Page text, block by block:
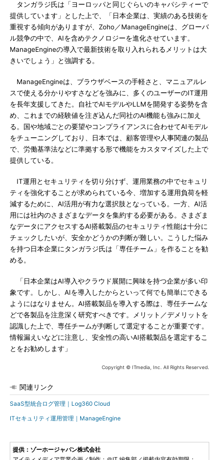
タンガラジ氏は「ヨーロッパと同じぐらいのキャパシティーで
提供しています」とした上で、「日本企業は、実績のある技術を
重視する傾向がありますが、Zoho／ManageEngineは、グローバ
ル競争の中で、AIを含めテクノロジーを進化させています。
ManageEngineの導入で最新技術を取り入れられるメリットは大
きいでしょう」と強調する。
ManageEngineは、ブラウザベースの手軽さと、マニュアルレ
スで使える分かりやすさなどを強みに、多くのユーザーのIT運用
を長年支援してきた。自社でAIモデルやLLMを開発する姿勢を含
め、これまでの経験値を注ぎ込んだ同社のAI機能も強みに加え
る。国や地域ごとの要望やコンプライアンスに合わせてAIモデル
をチューニングしており、日本では、顧客管理や人事関連の製品
で、労働基準法などに準拠する形で機能をカスタマイズした上で
提供している。
IT運用とセキュリティを切り分けず、運用業務の中でセキュリ
ティを強化することが求められている今、増加する運用負荷を軽
減するために、AI活用が有力な選択肢となっている。一方、AI活
用には社内のさまざまなデータを集約する必要がある。さまざま
なデータにアクセスするAI搭載製品のセキュリティ性能は十分に
チェックしたいが、安全かどうかの判断が難しい。こうした悩み
を持つ日本企業にタンガラジ氏は「専任チーム」を作ることを勧
める。
「日本企業はAI導入やクラウド展開に興味を持つ企業が多い印
象です。しかし、AIを導入したからといって何でも簡単にできる
ようにはなりません。AI搭載製品を導入する際は、専任チームな
どで各製品を注意深く研究すべきです。メリット／デメリットを
認識した上で、専任チームが判断して選定することが重要です。
情報漏えいなどに注意し、安全性の高いAI搭載製品を選定するこ
とをお勧めします」
Copyright © ITmedia, Inc. All Rights Reserved.
関連リンク
SaaS型統合ログ管理｜Log360 Cloud
ITセキュリティ運用管理｜ManageEngine
提供：ゾーホージャパン株式会社